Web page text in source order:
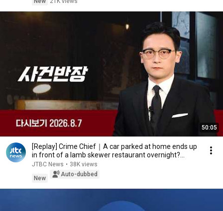
50:05
[Replay] Crime Chief｜A car parked at home ends up
in front of a lamb skewer restaurant overnight?...
JTBC News • 38K views
New
Auto-dubbed